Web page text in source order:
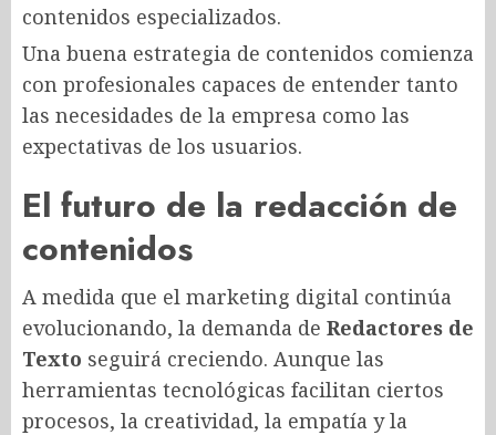
contenidos especializados.
Una buena estrategia de contenidos comienza
con profesionales capaces de entender tanto
las necesidades de la empresa como las
expectativas de los usuarios.
El futuro de la redacción de
contenidos
A medida que el marketing digital continúa
evolucionando, la demanda de Redactores de
Texto seguirá creciendo. Aunque las
herramientas tecnológicas facilitan ciertos
procesos, la creatividad, la empatía y la